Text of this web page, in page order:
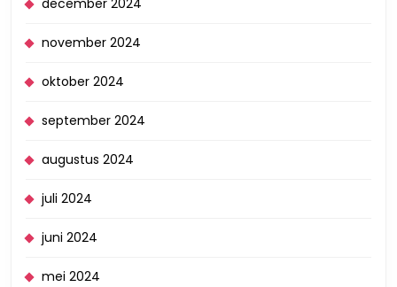
november 2024
oktober 2024
september 2024
augustus 2024
juli 2024
juni 2024
mei 2024